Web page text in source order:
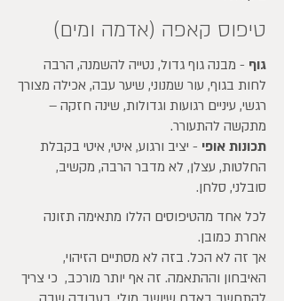
טיפוס קאפה (אדמה ומים)
גוף - מבנה גוף גדול, נטייה להשמנה, הרבה
לחות בגוף, עור שמנוני, שיער עבה, אכילה מצורך
רגשי, עיניים רגועות וגדולות, שינה חזקה –
מתקשה להתעורר.
תכונות אופי - יציב ורגוע, איטי, איטי בקבלת
החלטות, עצלן, לא מדבר הרבה, מקשיב,
סובלני, סלחן.
לכל אחד מהטיפוסים הללו מתאימה תזונה
אחרת כמובן.
אך זה לא הכל. בזה לא מסתיים הזיהוי,
האיבחון וההתאמה. זה אף יותר מורכב, כי צריך